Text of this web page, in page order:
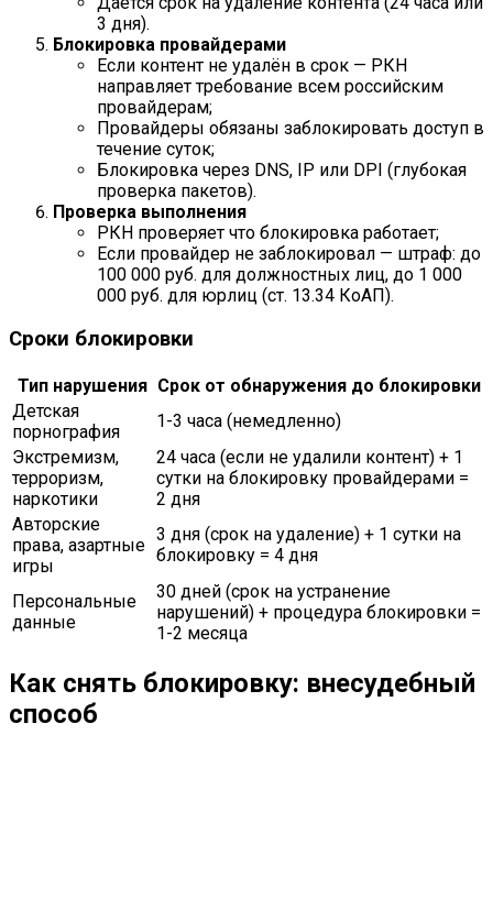
3 дня).
Блокировка провайдерами
Если контент не удалён в срок — РКН
направляет требование всем российским
провайдерам;
Провайдеры обязаны заблокировать доступ в
течение суток;
Блокировка через DNS, IP или DPI (глубокая
проверка пакетов).
Проверка выполнения
РКН проверяет что блокировка работает;
Если провайдер не заблокировал — штраф: до
100 000 руб. для должностных лиц, до 1 000
000 руб. для юрлиц (ст. 13.34 КоАП).
Сроки блокировки
Тип нарушения Срок от обнаружения до блокировки
Детская
порнография
1-3 часа (немедленно)
Экстремизм,
терроризм,
наркотики
24 часа (если не удалили контент) + 1
сутки на блокировку провайдерами =
2 дня
Авторские
права, азартные
игры
3 дня (срок на удаление) + 1 сутки на
блокировку = 4 дня
Персональные
данные
30 дней (срок на устранение
нарушений) + процедура блокировки =
1-2 месяца
Как снять блокировку: внесудебный
способ